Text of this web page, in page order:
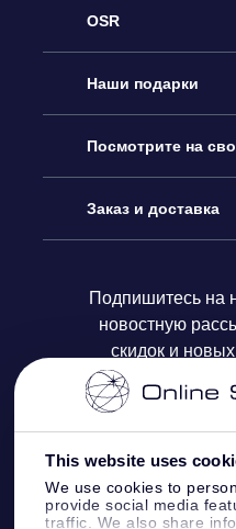
This website uses
We use cookies to
provide social media
traffic. We also share
OSR
Обслуживание
Как с нами
Блог
Отзывы
Наши подарки
Онлайн подарок
Подарочный набор
Подарочная карта
Корпоративные
Посмотрите на
Звездный реестр
One Million Stars
OSR Starsaver
VR-приложение Fly
Заказ и доставка
Платежная
Информация по
Политика возврата
Созвездиях
Подпишитесь
новостную
скидок и